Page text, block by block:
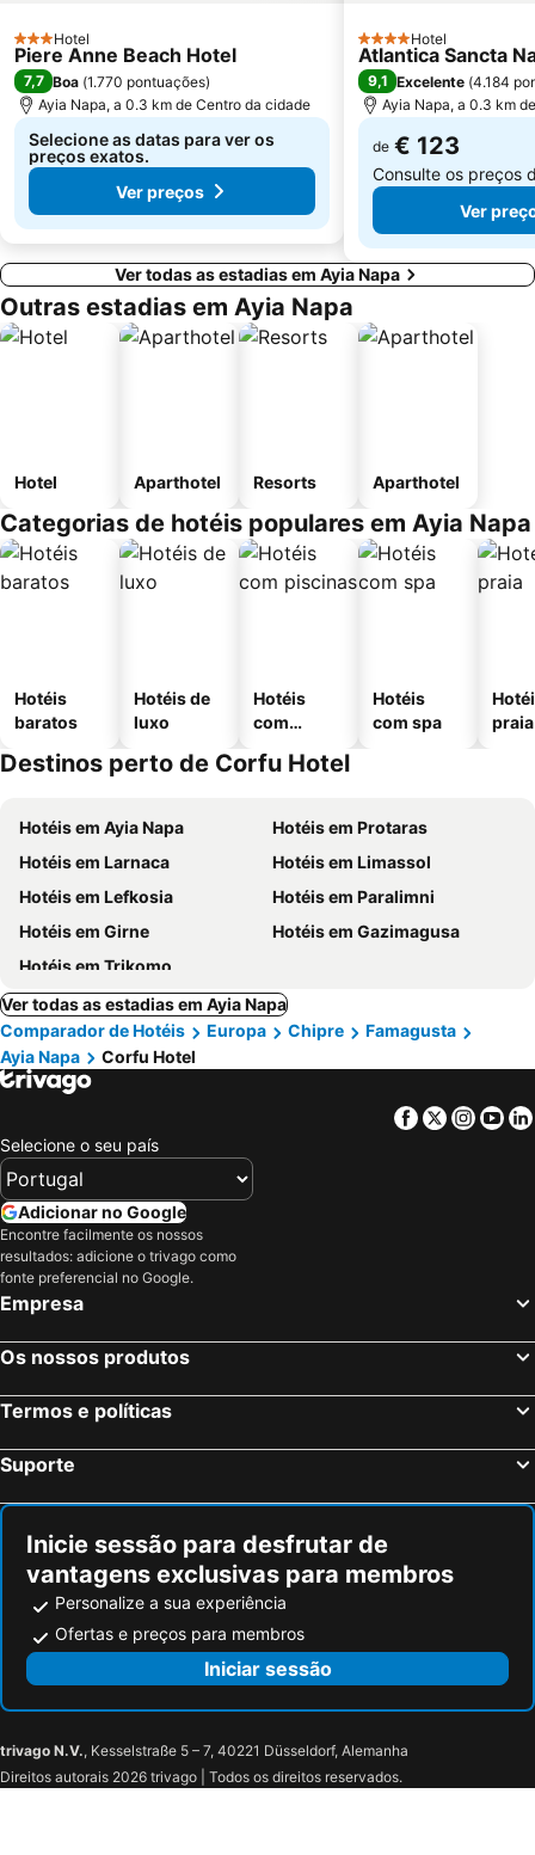
3 Estrelas
Hotel
Piere Anne Beach Hotel
7,7 Boa (1.770 pontuações)
Ayia Napa, a 0.3 km de Centro da cidade
Selecione as datas para ver os
preços exatos.
Ver preços
4 Estrelas
Hotel
Atlantica Sancta
9,1 Excelente (4.184
Ayia Napa, a 0.3 km
de € 123
Consulte os preços
Ver
Ver todas as estadias em Ayia Napa
Outras estadias em Ayia Napa
Hotel Aparthotel Resorts Aparthotel
Categorias de hotéis populares em Ayia Napa
Hotéis
baratos
Hotéis de
luxo
Hotéis
com
Hotéis
com spa
praia
Destinos perto de Corfu Hotel
Hotéis em Ayia Napa
Hotéis em Protaras
Hotéis em Larnaca
Hotéis em Limassol
Hotéis em Lefkosia
Hotéis em Paralimni
Hotéis em Girne
Hotéis em Gazimagusa
Hotéis em Trikomo
Ver todas as estadias em Ayia Napa
Comparador de Hotéis
Europa Chipre
Famagusta
Ayia Napa
Corfu Hotel
Facebook
Twitter
Selecione o seu país
Adicionar no Google
Encontre facilmente os nossos
resultados: adicione o trivago como
fonte preferencial no Google.
Empresa
Os nossos produtos
Termos e políticas
Suporte
Inicie sessão para desfrutar de
vantagens exclusivas para membros
Personalize a sua experiência
Ofertas e preços para membros
Iniciar sessão
trivago N.V., Kesselstraße 5 – 7, 40221 Düsseldorf, Alemanha
Direitos autorais 2026 trivago | Todos os direitos reservados.